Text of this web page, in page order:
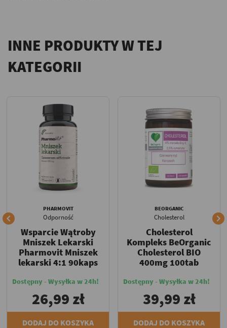
INNE PRODUKTY W TEJ
KATEGORII

PHARMOVIT
Odporność
Wsparcie Wątroby
Mniszek Lekarski
Pharmovit Mniszek
lekarski 4:1 90kaps
Dostępny - Wysyłka w 24h!
26,99 zł
DODAJ DO KOSZYKA
BEORGANIC
Cholesterol
Cholesterol
Kompleks BeOrganic
Cholesterol BIO
400mg 100tab
Dostępny - Wysyłka w 24h!
39,99 zł
DODAJ DO KOSZYKA
